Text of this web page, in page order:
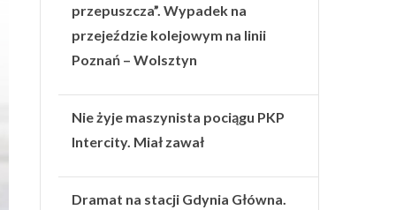
przepuszcza”. Wypadek na
przejeździe kolejowym na linii
Poznań – Wolsztyn
Nie żyje maszynista pociągu PKP
Intercity. Miał zawał
Dramat na stacji Gdynia Główna.